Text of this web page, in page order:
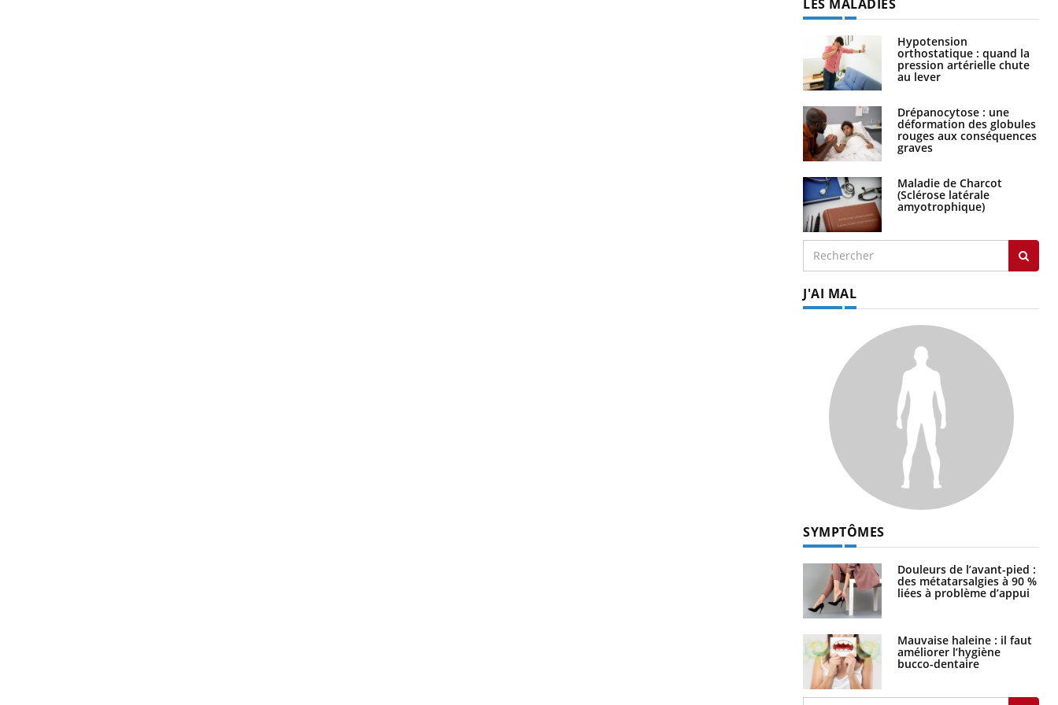
LES MALADIES
Hypotension
orthostatique : quand la
pression artérielle chute
au lever
Drépanocytose : une
déformation des globules
rouges aux conséquences
graves
Maladie de Charcot
(Sclérose latérale
amyotrophique)
J'AI MAL
SYMPTÔMES
Douleurs de l’avant-pied :
des métatarsalgies à 90 %
liées à problème d’appui
Mauvaise haleine : il faut
améliorer l’hygiène
bucco-dentaire